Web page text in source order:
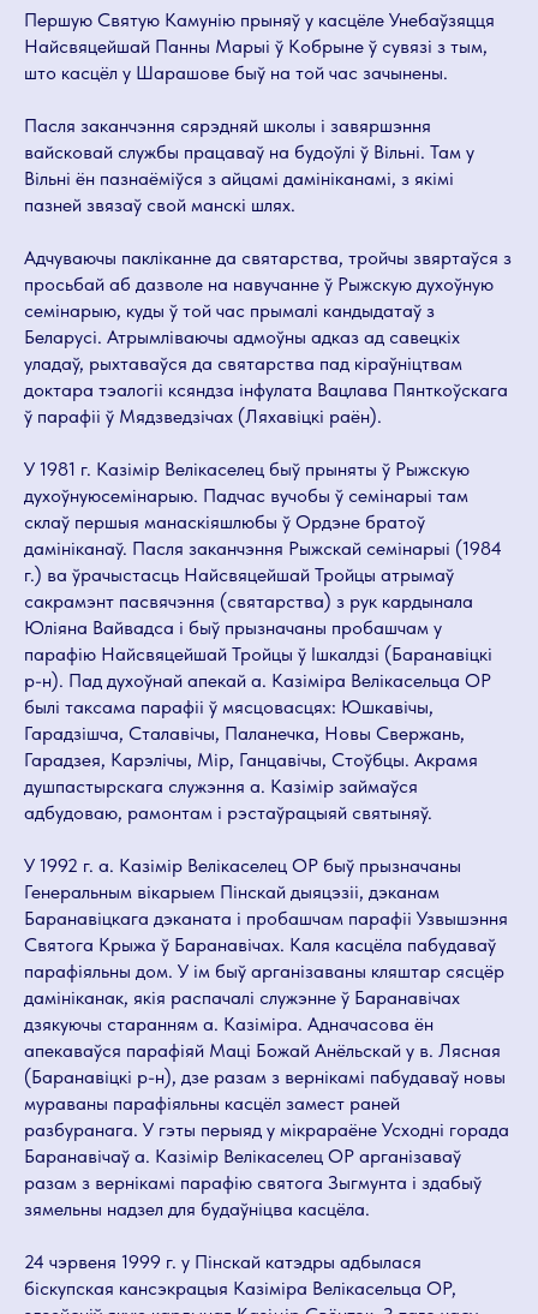
Першую Святую Камунію прыняў у касцёле Унебаўзяцця
Найсвяцейшай Панны Марыі ў Кобрыне ў сувязі з тым,
што касцёл у Шарашове быў на той час зачынены.
Пасля заканчэння сярэдняй школы і завяршэння
вайсковай службы працаваў на будоўлі ў Вільні. Там у
Вільні ён пазнаёміўся з айцамі дамініканамі, з якімі
пазней звязаў свой манскі шлях.
Адчуваючы пакліканне да святарства, тройчы звяртаўся з
просьбай аб дазволе на навучанне ў Рыжскую духоўную
семінарыю, куды ў той час прымалі кандыдатаў з
Беларусі. Атрымліваючы адмоўны адказ ад савецкіх
уладаў, рыхтаваўся да святарства пад кіраўніцтвам
доктара тэалогіі ксяндза інфулата Вацлава Пянткоўскага
ў парафіі ў Мядзведзічах (Ляхавіцкі раён).
У 1981 г. Казімір Велікаселец быў прыняты ў Рыжскую
духоўнуюсемінарыю. Падчас вучобы ў семінарыі там
склаў першыя манаскіяшлюбы ў Ордэне братоў
дамініканаў. Пасля заканчэння Рыжскай семінарыі (1984
г.) ва ўрачыстасць Найсвяцейшай Тройцы атрымаў
сакрамэнт пасвячэння (святарства) з рук кардынала
Юліяна Вайвадса і быў прызначаны пробашчам у
парафію Найсвяцейшай Тройцы ў Ішкалдзі (Баранавіцкі
р-н). Пад духоўнай апекай а. Казіміра Велікасельца ОР
былі таксама парафіі ў мясцовасцях: Юшкавічы,
Гарадзішча, Сталавічы, Паланечка, Новы Свержань,
Гарадзея, Карэлічы, Мір, Ганцавічы, Стоўбцы. Акрамя
душпастырскага служэння а. Казімір займаўся
адбудоваю, рамонтам і рэстаўрацыяй святыняў.
У 1992 г. а. Казімір Велікаселец ОР быў прызначаны
Генеральным вікарыем Пінскай дыяцэзіі, дэканам
Баранавіцкага дэканата і пробашчам парафіі Узвышэння
Святога Крыжа ў Баранавічах. Каля касцёла пабудаваў
парафіяльны дом. У ім быў арганізаваны кляштар сясцёр
дамініканак, якія распачалі служэнне ў Баранавічах
дзякуючы старанням а. Казіміра. Адначасова ён
апекаваўся парафіяй Маці Божай Анёльскай у в. Лясная
(Баранавіцкі р-н), дзе разам з вернікамі пабудаваў новы
мураваны парафіяльны касцёл замест раней
разбуранага. У гэты перыяд у мікрараёне Усходні горада
Баранавічаў а. Казімір Велікаселец ОР арганізаваў
разам з вернікамі парафію святога Зыгмунта і здабыў
зямельны надзел для будаўніцва касцёла.
24 чэрвеня 1999 г. у Пінскай катэдры адбылася
біскупская кансэкрацыя Казіміра Велікасельца ОР,